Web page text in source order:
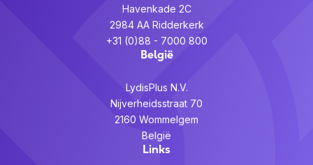
Havenkade 2C
2984 AA Ridderkerk
+31 (0)88 - 7000 800
België
LydisPlus N.V.
Nijverheidsstraat 70
2160 Wommelgem
België
Links